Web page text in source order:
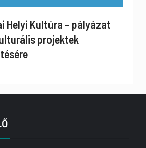
Helyi Kultúra – pályázat
projektek